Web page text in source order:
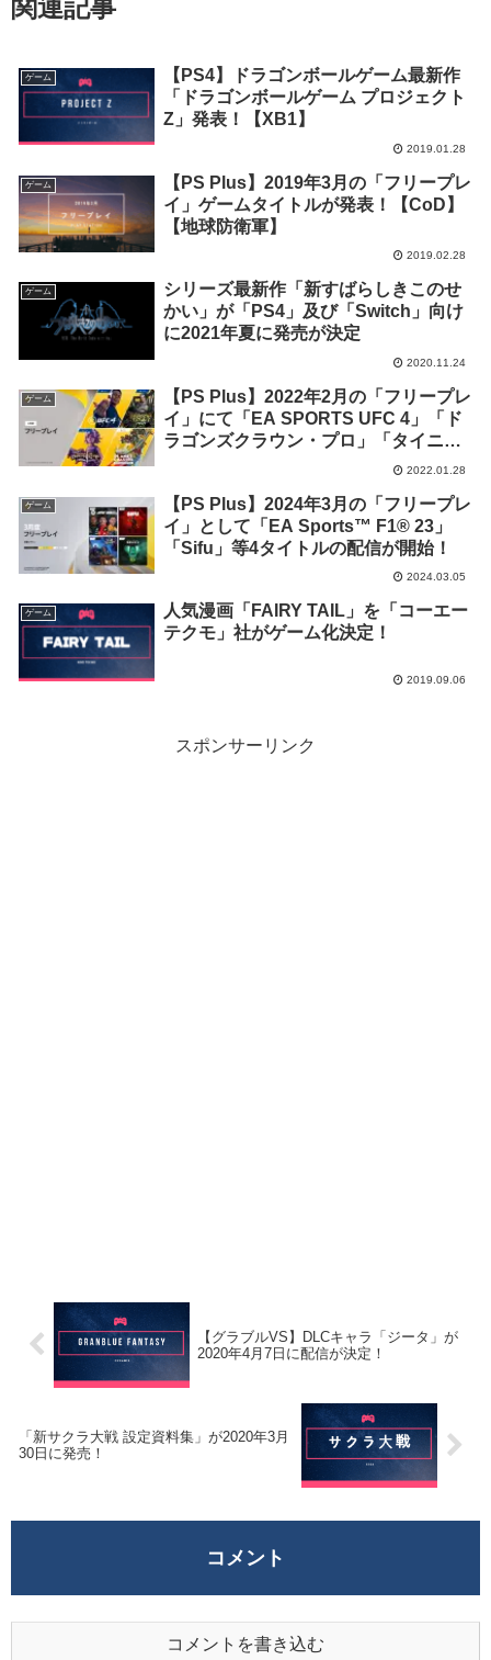
関連記事
ゲーム
【PS4】ドラゴンボールゲーム最新作
「ドラゴンボールゲーム プロジェクト
Z」発表！【XB1】
2019.01.28
ゲーム
【PS Plus】2019年3月の「フリープレ
イ」ゲームタイトルが発表！【CoD】
【地球防衛軍】
2019.02.28
ゲーム
シリーズ最新作「新すばらしきこのせ
かい」が「PS4」及び「Switch」向け
に2021年夏に発売が決定
2020.11.24
ゲーム
【PS Plus】2022年2月の「フリープレ
イ」にて「EA SPORTS UFC 4」「ド
ラゴンズクラウン・プロ」「タイニ
ー・ティナとドラゴンの城塞 ～ワンダ
ラネットコースター: コンソール版」等
4タイトルの配信が決定！
2022.01.28
ゲーム
【PS Plus】2024年3月の「フリープレ
イ」として「EA Sports™ F1® 23」
「Sifu」等4タイトルの配信が開始！
2024.03.05
ゲーム
人気漫画「FAIRY TAIL」を「コーエー
テクモ」社がゲーム化決定！
2019.09.06
スポンサーリンク
【グラブルVS】DLCキャラ「ジータ」が
2020年4月7日に配信が決定！
「新サクラ大戦 設定資料集」が2020年3月
30日に発売！
コメント
コメントを書き込む